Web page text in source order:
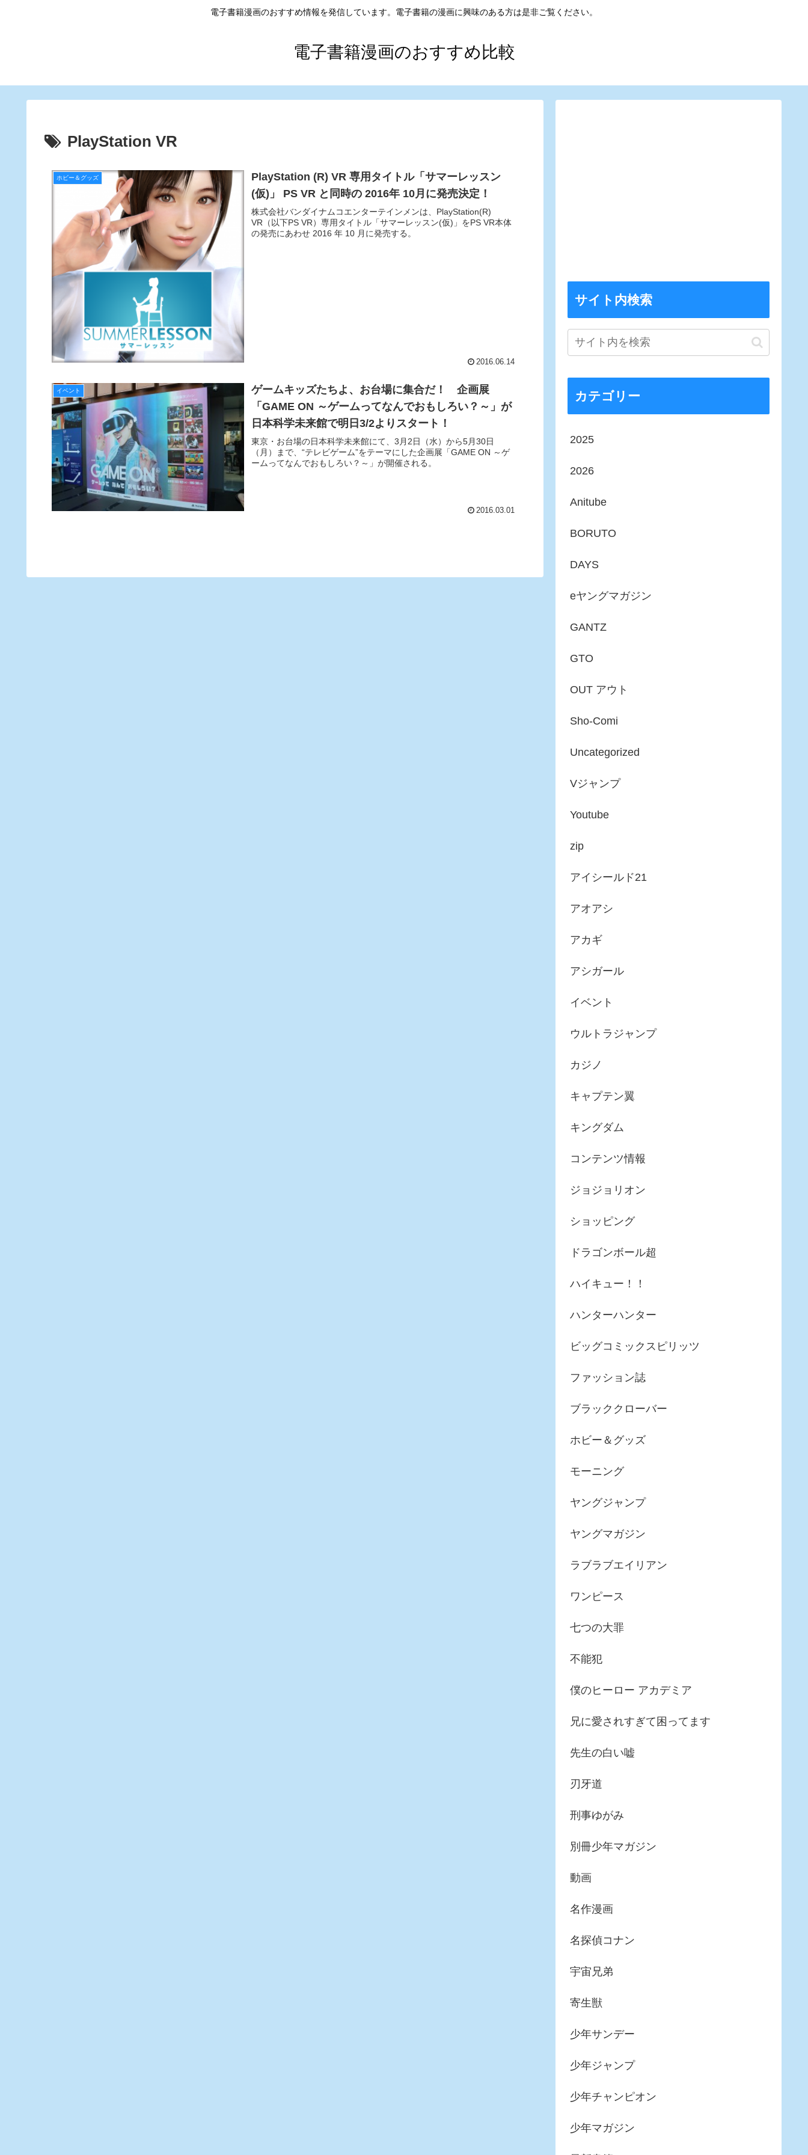
電子書籍漫画のおすすめ情報を発信しています。電子書籍の漫画に興味のある方は是非ご覧ください。
電子書籍漫画のおすすめ比較
PlayStation VR
ホビー＆グッズ
PlayStation (R) VR 専用タイトル「サマーレッスン
(仮)」 PS VR と同時の 2016年 10月に発売決定！
株式会社バンダイナムコエンターテインメンは、PlayStation(R)
VR（以下PS VR）専用タイトル「サマーレッスン(仮)」をPS VR本体
の発売にあわせ 2016 年 10 月に発売する。
2016.06.14
イベント
ゲームキッズたちよ、お台場に集合だ！ 企画展
「GAME ON ～ゲームってなんでおもしろい？～」が
日本科学未来館で明日3/2よりスタート！
東京・お台場の日本科学未来館にて、3月2日（水）から5月30日
（月）まで、“テレビゲーム”をテーマにした企画展「GAME ON ～ゲ
ームってなんでおもしろい？～」が開催される。
2016.03.01
サイト内検索
カテゴリー
2025
2026
Anitube
BORUTO
DAYS
eヤングマガジン
GANTZ
GTO
OUT アウト
Sho-Comi
Uncategorized
Vジャンプ
Youtube
zip
アイシールド21
アオアシ
アカギ
アシガール
イベント
ウルトラジャンプ
カジノ
キャプテン翼
キングダム
コンテンツ情報
ジョジョリオン
ショッピング
ドラゴンボール超
ハイキュー！！
ハンターハンター
ビッグコミックスピリッツ
ファッション誌
ブラッククローバー
ホビー＆グッズ
モーニング
ヤングジャンプ
ヤングマガジン
ラブラブエイリアン
ワンピース
七つの大罪
不能犯
僕のヒーロー アカデミア
兄に愛されすぎて困ってます
先生の白い嘘
刃牙道
刑事ゆがみ
別冊少年マガジン
動画
名作漫画
名探偵コナン
宇宙兄弟
寄生獣
少年サンデー
少年ジャンプ
少年チャンピオン
少年マガジン